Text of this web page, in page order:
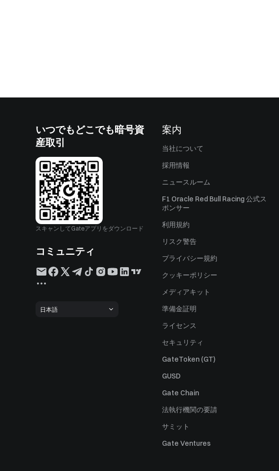
いつでもどこでも暗号資
産取引
スキャンしてGateアプリをダウンロード
コミュニティ
日本語
案内
当社について
採用情報
ニュースルーム
F1 Oracle Red Bull Racing 公式ス
ポンサー
利用規約
リスク警告
プライバシー規約
クッキーポリシー
メディアキット
準備金証明
ライセンス
セキュリティ
GateToken (GT)
GUSD
Gate Chain
法執行機関の要請
サミット
Gate Ventures